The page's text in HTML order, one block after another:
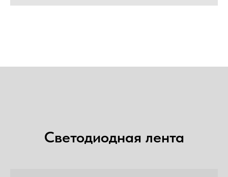
Светодиодная лента